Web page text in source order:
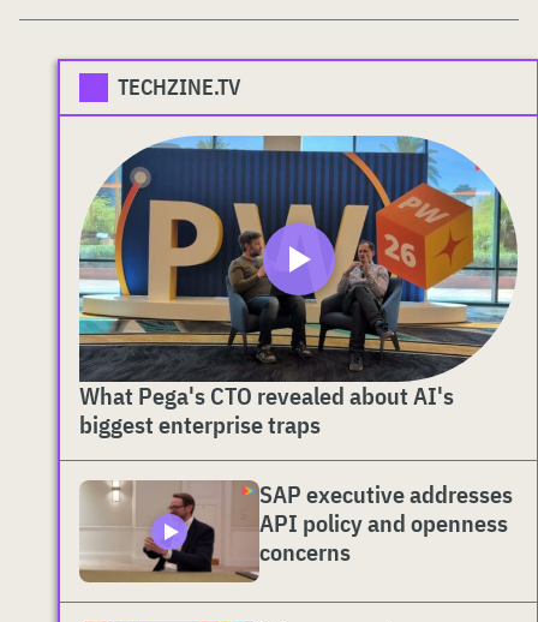
TECHZINE.TV
What Pega's CTO revealed about AI's
biggest enterprise traps
SAP executive addresses
API policy and openness
concerns